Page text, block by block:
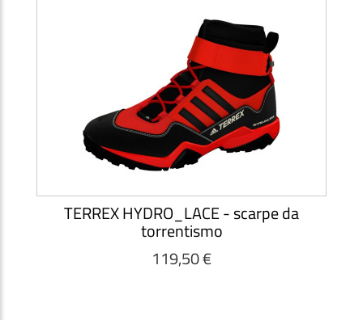
TERREX HYDRO_LACE - scarpe da
torrentismo
119,50 €